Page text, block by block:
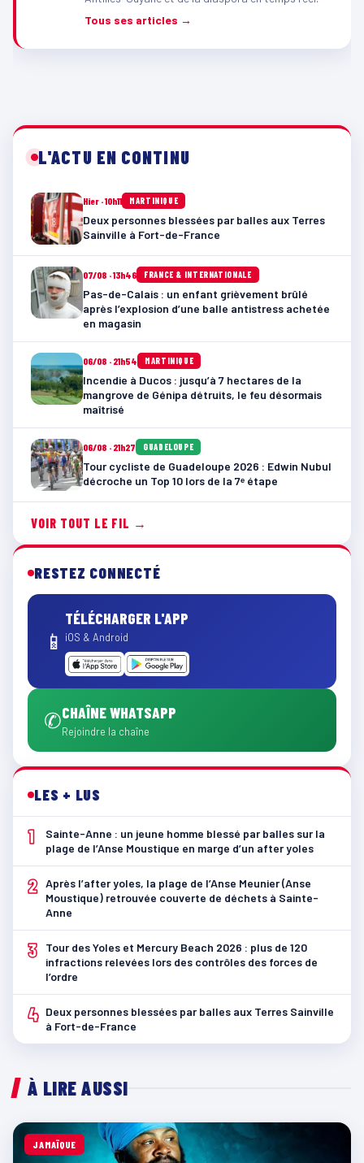
Tous ses articles →
L'ACTU EN CONTINU
Hier · 10h11 MARTINIQUE
Deux personnes blessées par balles aux Terres
Sainville à Fort-de-France
07/08 · 13h46 FRANCE & INTERNATIONALE
Pas-de-Calais : un enfant grièvement brûlé
après l’explosion d’une balle antistress achetée
en magasin
06/08 · 21h54 MARTINIQUE
Incendie à Ducos : jusqu’à 7 hectares de la
mangrove de Génipa détruits, le feu désormais
maîtrisé
06/08 · 21h27 GUADELOUPE
Tour cycliste de Guadeloupe 2026 : Edwin Nubul
décroche un Top 10 lors de la 7ᵉ étape
VOIR TOUT LE FIL →
RESTEZ CONNECTÉ
📱
TÉLÉCHARGER L'APP
iOS & Android
✆CHAÎNE WHATSAPP
Rejoindre la chaîne
LES + LUS
1
Sainte-Anne : un jeune homme blessé par balles sur la
plage de l’Anse Moustique en marge d’un after yoles
2 Après l’after yoles, la plage de l’Anse Meunier (Anse
Moustique) retrouvée couverte de déchets à Sainte-
Anne
3
Tour des Yoles et Mercury Beach 2026 : plus de 120
infractions relevées lors des contrôles des forces de
l’ordre
4 Deux personnes blessées par balles aux Terres Sainville
à Fort-de-France
À LIRE AUSSI
JAMAÏQUE